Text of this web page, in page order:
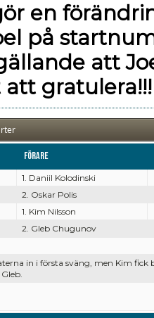
en
på
att
gratulera!!!
Förare
1. Daniil Kolodinski
2. Oskar Polis
1. Kim Nilsson
2. Gleb Chugunov
in i första sväng, men Kim fick